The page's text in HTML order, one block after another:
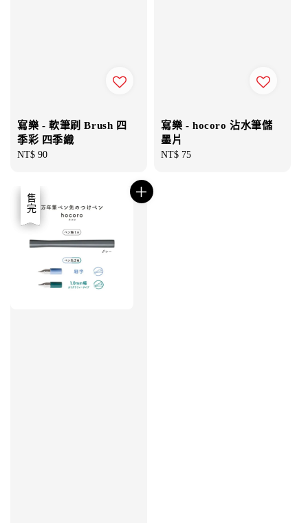
寫樂 - 軟筆刷 Brush 四
季彩 四季織
Regular
NT$ 90
寫樂 - hocoro 沾水筆儲
墨片
Regular
NT$ 75
優惠
售完